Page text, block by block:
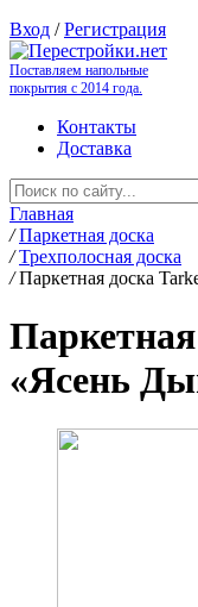
Вход /Регистрация
Поставляем напольные
покрытия с 2014 года.
Контакты
Доставка
Главная
/ Паркетная доска
/ Трехполосная доска
/ Паркетная доска
«Ясень